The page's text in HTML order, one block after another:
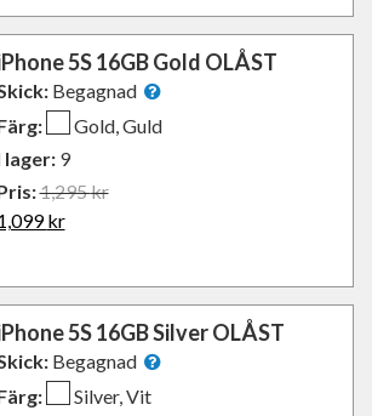
5S 16GB Gold OLÅST
Begagnad
Gold, Guld
lager: 9
1,295kr
kr
5S 16GB Silver OLÅST
Begagnad
Silver, Vit